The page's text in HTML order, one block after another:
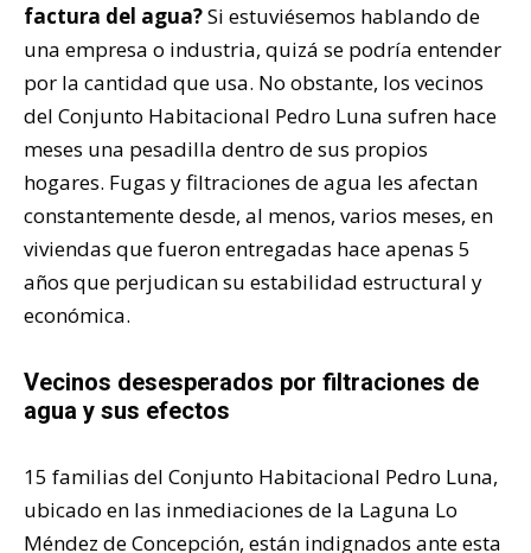
factura del agua?Si estuviésemos hablando de
una empresa o industria, quizá se podría entender
por la cantidad que usa. No obstante, los vecinos
del Conjunto Habitacional Pedro Luna sufren hace
meses una pesadilla dentro de sus propios
hogares. Fugas y filtraciones de agua les afectan
constantemente desde, al menos, varios meses, en
viviendas que fueron entregadas hace apenas 5
años que perjudican su estabilidad estructural y
económica.
Vecinos desesperados por filtraciones de
agua y sus efectos
15 familias del Conjunto Habitacional Pedro Luna,
ubicado en las inmediaciones de la Laguna Lo
Méndez de Concepción, están indignados ante esta